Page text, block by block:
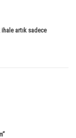
artık sadece